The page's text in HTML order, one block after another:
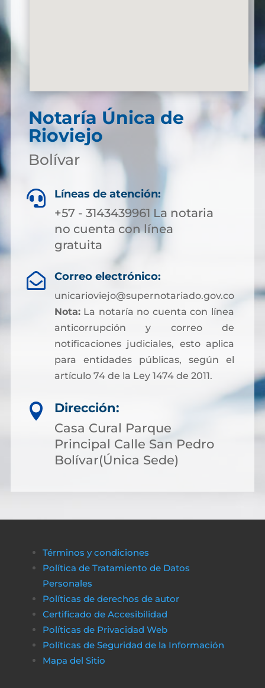
Notaría Única de
Rioviejo
Bolívar
 Líneas de atención:
+57 - 3143439961 La notaria
no cuenta con línea
gratuita
 Correo electrónico:
unicarioviejo@supernotariado.gov.co
Nota:La notaría no cuenta con línea
anticorrupción y correo de
notificaciones judiciales, esto aplica
para entidades públicas, según el
artículo 74 de la Ley 1474 de 2011.

Dirección:
Casa Cural Parque
Principal Calle San Pedro
Bolívar(Única Sede)
Términos y condiciones
Política de Tratamiento de Datos
Personales
Políticas de derechos de autor
Certificado de Accesibilidad
Políticas de Privacidad Web
Políticas de Seguridad de la Información
Mapa del Sitio